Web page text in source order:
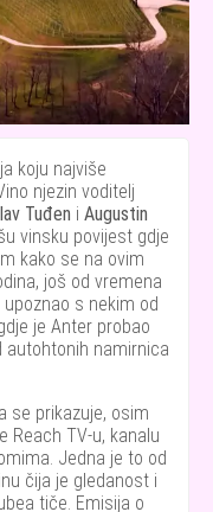
koju najviše
njezin voditelj
Tuđen i Augustin
vinsku povijest gdje
kako se na ovim
još od vremena
s nekim od
je Anter probao
autohtonih namirnica
se prikazuje, osim
Reach TV-u, kanalu
Jedna je to od
čija je gledanost i
tiče. Emisija o